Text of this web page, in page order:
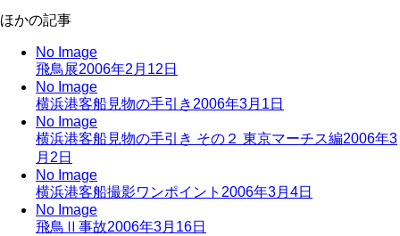
ほかの記事
No Image
飛鳥展2006年2月12日
No Image
横浜港客船見物の手引き 2006年3月1日
No Image
横浜港客船見物の手引き その２ 東京マーチス編2006年3
月2日
No Image
横浜港客船撮影ワンポイント 2006年3月4日
No Image
飛鳥Ⅱ事故2006年3月16日